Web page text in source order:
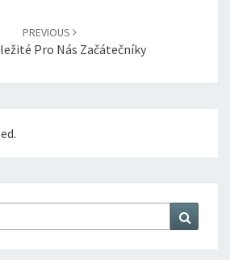
PREVIOUS
Pro Nás Začátečníky